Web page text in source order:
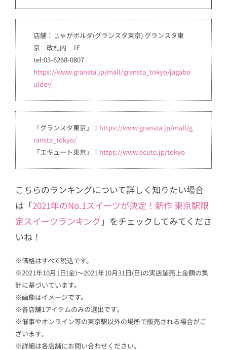
店舗：じゃがボルダ(グランスタ東京) グランスタ東
京 改札内 1F
tel:03-6268-0807
https://www.gransta.jp/mall/gransta_tokyo/jagabo
ulder/
「グランスタ東京」： https://www.gransta.jp/mall/g
ransta_tokyo/
「エキュート東京」： https://www.ecute.jp/tokyo
こちらのランキングについて詳しく知りたい場合
は「2021年のNo.1スイーツが決定！新作 東京駅限
定スイーツランキング 」をチェックしてみてくださ
いね！
※価格はすべて税込です。
※2021年10月1日(金)～2021年10月31日(日)の実店舗売上金額の集
計に基づいています。
※画像はイメージです。
※各店舗1アイテムのみの選出です。
※催事やオンライン等の東京駅以外の場所で販売される場合がご
ざいます。
※詳細は各店舗にお問い合わせください。